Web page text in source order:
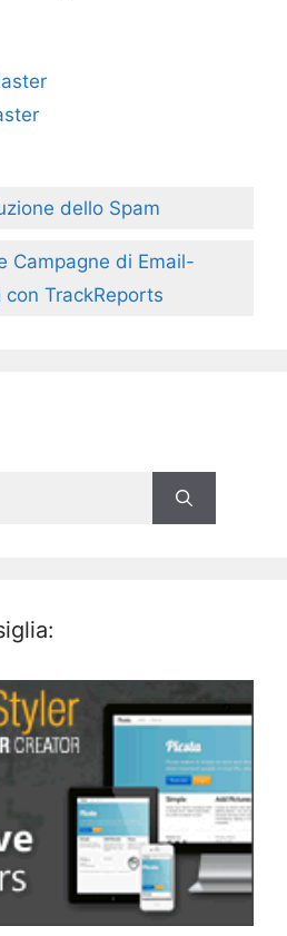
dello Spam
Campagne di Email-
con TrackReports